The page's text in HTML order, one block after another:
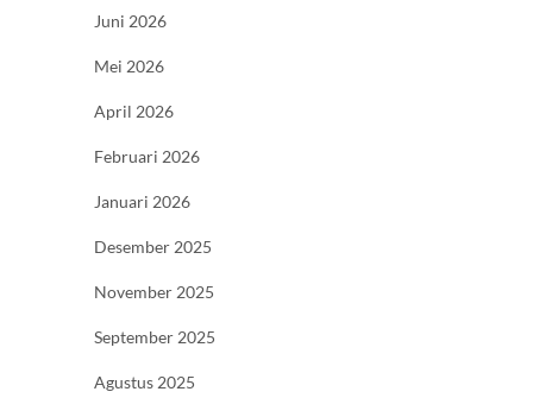
Juni 2026
Mei 2026
April 2026
Februari 2026
Januari 2026
Desember 2025
November 2025
September 2025
Agustus 2025